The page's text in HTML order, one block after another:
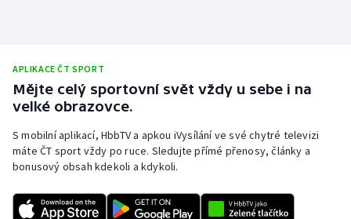
APLIKACE ČT SPORT
Mějte celý sportovní svět vždy u sebe i na
velké obrazovce.
S mobilní aplikací, HbbTV a apkou iVysílání ve své chytré televizi
máte ČT sport vždy po ruce. Sledujte přímé přenosy, články a
bonusový obsah kdekoli a kdykoli.